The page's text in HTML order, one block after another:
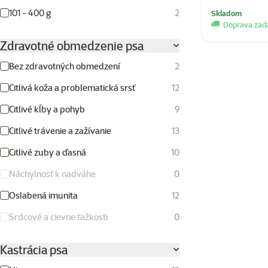
101 - 400 g 2
Zdravotné obmedzenie psa
Bez zdravotných obmedzení
2
Citlivá koža a problematická srsť
12
Citlivé kĺby a pohyb
9
Citlivé trávenie a zažívanie
13
Citlivé zuby a ďasná
10
Náchylnosť k nadváhe
0
Oslabená imunita
12
Srdcové a cievne ťažkosti
0
Kastrácia psa
Skladom
Doprava